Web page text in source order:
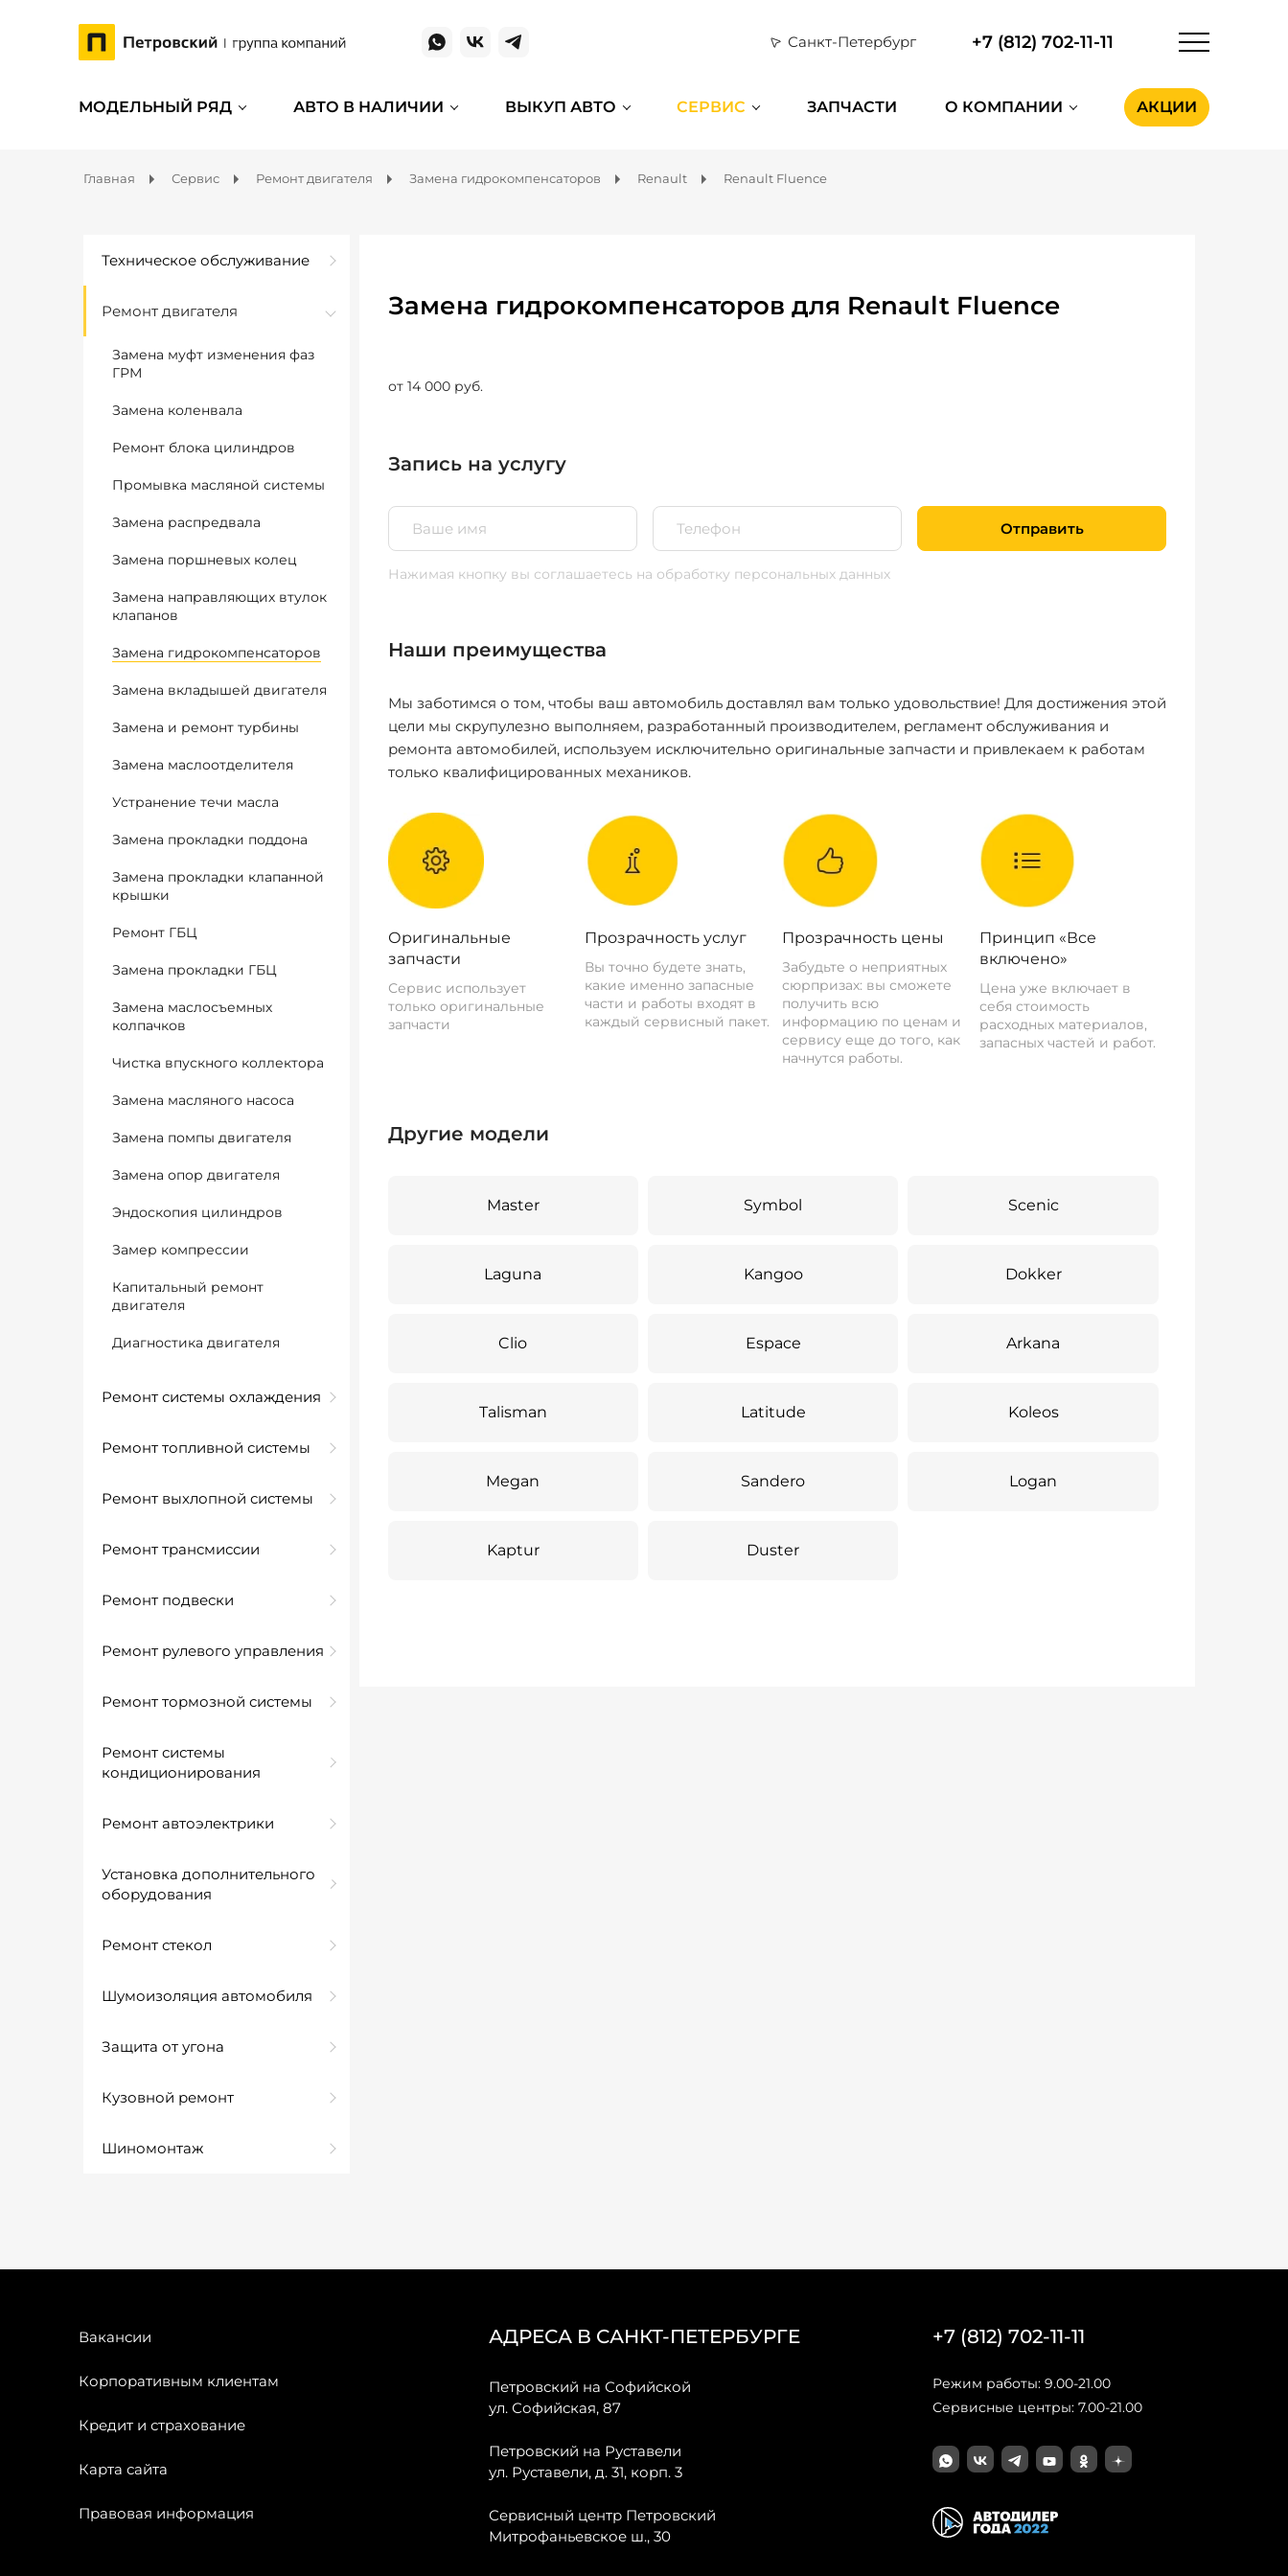
Санкт-Петербург +7 (812) 702-11-11
МОДЕЛЬНЫЙ РЯД АВТО В НАЛИЧИИ ВЫКУП АВТО СЕРВИС ЗАПЧАСТИ О КОМПАНИИ АКЦИИ
Главная Сервис Ремонт двигателя Замена гидрокомпенсаторов Renault Renault Fluence
Техническое обслуживание
Ремонт двигателя
Замена муфт изменения фаз
ГРМ
Замена коленвала
Ремонт блока цилиндров
Промывка масляной системы
Замена распредвала
Замена поршневых колец
Замена направляющих втулок
клапанов
Замена гидрокомпенсаторов
Замена вкладышей двигателя
Замена и ремонт турбины
Замена маслоотделителя
Устранение течи масла
Замена прокладки поддона
Замена прокладки клапанной
крышки
Ремонт ГБЦ
Замена прокладки ГБЦ
Замена маслосъемных
колпачков
Чистка впускного коллектора
Замена масляного насоса
Замена помпы двигателя
Замена опор двигателя
Эндоскопия цилиндров
Замер компрессии
Капитальный ремонт
двигателя
Диагностика двигателя
Ремонт системы охлаждения
Ремонт топливной системы
Ремонт выхлопной системы
Ремонт трансмиссии
Ремонт подвески
Ремонт рулевого управления
Ремонт тормозной системы
Ремонт системы
кондиционирования
Ремонт автоэлектрики
Установка дополнительного
оборудования
Ремонт стекол
Шумоизоляция автомобиля
Защита от угона
Кузовной ремонт
Шиномонтаж
Замена гидрокомпенсаторов для Renault Fluence
от 14 000 руб.
Запись на услугу
Отправить
Нажимая кнопку вы соглашаетесь на обработку персональных данных
Наши преимущества
Мы заботимся о том, чтобы ваш автомобиль доставлял вам только удовольствие! Для достижения этой
цели мы скрупулезно выполняем, разработанный производителем, регламент обслуживания и
ремонта автомобилей, используем исключительно оригинальные запчасти и привлекаем к работам
только квалифицированных механиков.
Оригинальные
запчасти
Сервис использует
только оригинальные
запчасти
Прозрачность услуг
Вы точно будете знать,
какие именно запасные
части и работы входят в
каждый сервисный пакет.
Прозрачность цены
Забудьте о неприятных
сюрпризах: вы сможете
получить всю
информацию по ценам и
сервису еще до того, как
начнутся работы.
Принцип «Все
включено»
Цена уже включает в
себя стоимость
расходных материалов,
запасных частей и работ.
Другие модели
Master Symbol Scenic
Laguna Kangoo Dokker
Clio Espace Arkana
Talisman Latitude Koleos
Megan Sandero Logan
Kaptur Duster
Вакансии
Корпоративным клиентам
Кредит и страхование
Карта сайта
Правовая информация
АДРЕСА В САНКТ-ПЕТЕРБУРГЕ
Петровский на Софийской
ул. Софийская, 87
Петровский на Руставели
ул. Руставели, д. 31, корп. 3
Сервисный центр Петровский
Митрофаньевское ш., 30
+7 (812) 702-11-11
Режим работы: 9.00-21.00
Сервисные центры: 7.00-21.00